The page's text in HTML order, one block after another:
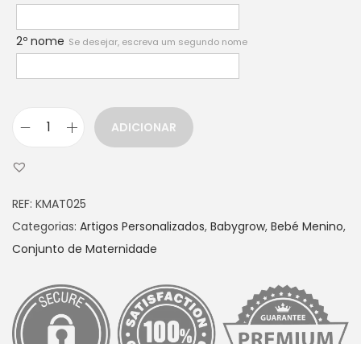
2º nome Se desejar, escreva um segundo nome
n
t
i
a
d
ADICIONAR
REF: KMAT025
Categorias: Artigos Personalizados, Babygrow, Bebé Menino,
Conjunto de Maternidade